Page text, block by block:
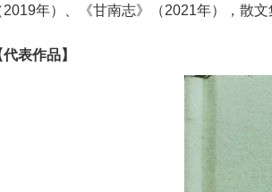
2019年）、《甘南志》（2021年），散
代表作品】